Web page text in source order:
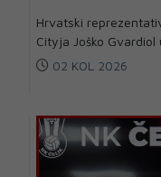
Hrvatski
Cityja Joško Gvardiol
02 KOL 2026